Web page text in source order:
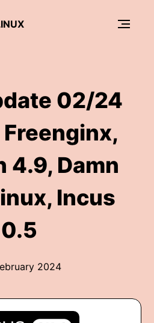
02/24
Freenginx,
4.9, Damn
Incus
0.5
2024